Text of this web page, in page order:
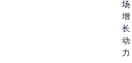
场
增
长
动
力